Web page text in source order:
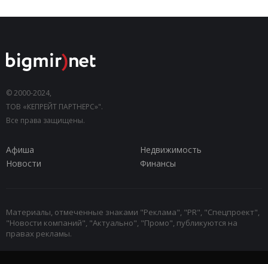
© 2000-2024,
ТОВ «КЕПРЕЙТ ПАРТНЕРС»".
Все права защищены.
Афиша
Недвижимость
Новости
Финансы
Материалы, отмеченные знаками "Реклама", "PR", "Спецпроект",
"Новости компаний", "Актуально", "Промо", публикуются на
правах рекламы.